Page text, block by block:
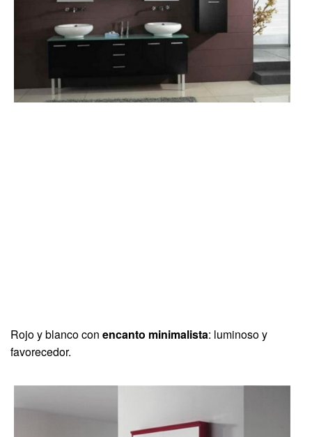
Rojo y blanco con encanto minimalista: luminoso y
favorecedor.